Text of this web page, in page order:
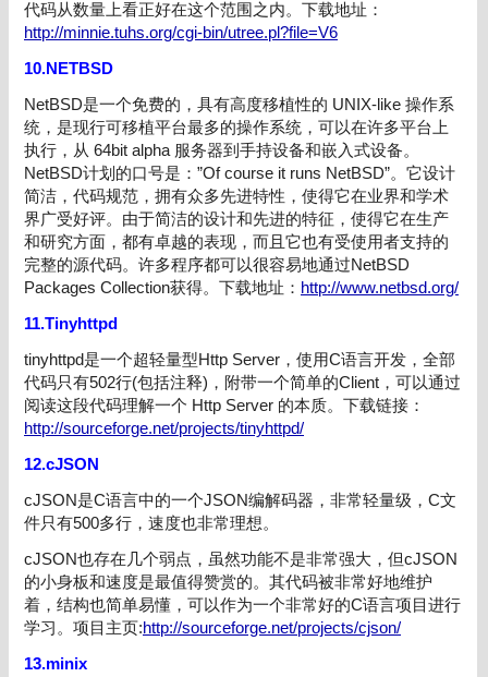
代码从数量上看正好在这个范围之内。下载地址：
http://minnie.tuhs.org/cgi-bin/utree.pl?file=V6
10.NETBSD
NetBSD是一个免费的，具有高度移植性的 UNIX-like 操作系
统，是现行可移植平台最多的操作系统，可以在许多平台上
执行，从 64bit alpha 服务器到手持设备和嵌入式设备。
NetBSD计划的口号是：”Of course it runs NetBSD”。它设计
简洁，代码规范，拥有众多先进特性，使得它在业界和学术
界广受好评。由于简洁的设计和先进的特征，使得它在生产
和研究方面，都有卓越的表现，而且它也有受使用者支持的
完整的源代码。许多程序都可以很容易地通过NetBSD
Packages Collection获得。下载地址： http://www.netbsd.org/
11.Tinyhttpd
tinyhttpd是一个超轻量型Http Server，使用C语言开发，全部
代码只有502行(包括注释)，附带一个简单的Client，可以通过
阅读这段代码理解一个 Http Server 的本质。下载链接：
http://sourceforge.net/projects/tinyhttpd/
12.cJSON
cJSON是C语言中的一个JSON编解码器，非常轻量级，C文
件只有500多行，速度也非常理想。
cJSON也存在几个弱点，虽然功能不是非常强大，但cJSON
的小身板和速度是最值得赞赏的。其代码被非常好地维护
着，结构也简单易懂，可以作为一个非常好的C语言项目进行
学习。项目主页:http://sourceforge.net/projects/cjson/
13.minix